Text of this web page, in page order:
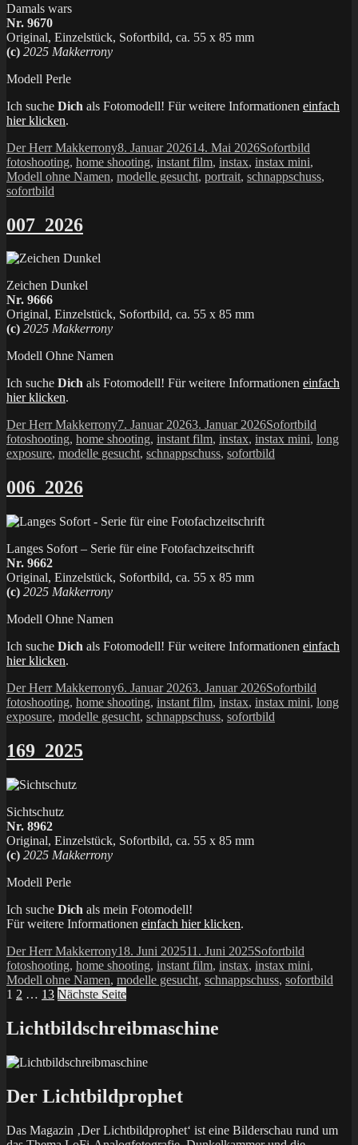
Damals wars
Nr. 9670
Original, Einzelstück, Sofortbild, ca. 55 x 85 mm
(c) 2025 Makkerrony
Modell Perle
Ich suche Dich als Fotomodell! Für weitere Informationen einfach
hier klicken.
Autor
Der Herr MakkerronyVeröffentlicht
am
8. Januar 202614. Mai 2026Kategorien
Sofortbild
fotoshooting, home shooting, instant film, instax, instax mini,
Modell ohne Namen, modelle gesucht, portrait, schnappschuss,
sofortbild
007_2026
Zeichen Dunkel
Nr. 9666
Original, Einzelstück, Sofortbild, ca. 55 x 85 mm
(c) 2025 Makkerrony
Modell Ohne Namen
Ich suche Dich als Fotomodell! Für weitere Informationen einfach
hier klicken.
Autor
Der Herr MakkerronyVeröffentlicht
am
7. Januar 20263. Januar 2026Kategorien
Sofortbild
fotoshooting, home shooting, instant film, instax, instax mini, long
exposure, modelle gesucht, schnappschuss, sofortbild
006_2026
Langes Sofort – Serie für eine Fotofachzeitschrift
Nr. 9662
Original, Einzelstück, Sofortbild, ca. 55 x 85 mm
(c) 2025 Makkerrony
Modell Ohne Namen
Ich suche Dich als Fotomodell! Für weitere Informationen einfach
hier klicken.
Autor
Der Herr MakkerronyVeröffentlicht
am
6. Januar 20263. Januar 2026Kategorien
Sofortbild
fotoshooting, home shooting, instant film, instax, instax mini, long
exposure, modelle gesucht, schnappschuss, sofortbild
169_2025
Sichtschutz
Nr. 8962
Original, Einzelstück, Sofortbild, ca. 55 x 85 mm
(c) 2025 Makkerrony
Modell Perle
Ich suche Dich als mein Fotomodell!
Für weitere Informationen einfach hier klicken.
Autor
Der Herr MakkerronyVeröffentlicht
am
18. Juni 202511. Juni 2025Kategorien
Sofortbild
fotoshooting, home shooting, instant film, instax, instax mini,
Modell ohne Namen, modelle gesucht, schnappschuss, sofortbild
Seitennummerierung
der
Beiträge
Seite
1 Seite
2 … Seite
13 Nächste Seite
Lichtbildschreibmaschine
Der Lichtbildprophet
Das Magazin ‚Der Lichtbildprophet‘ ist eine Bilderschau rund um